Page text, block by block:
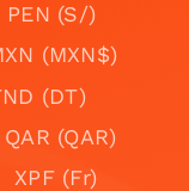
PEN (S/)
(MXN$)
(DT)
QAR (QAR)
XPF (Fr)